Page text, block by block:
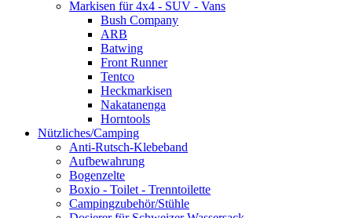
Markisen für 4x4 - SUV - Vans
Bush Company
ARB
Batwing
Front Runner
Tentco
Heckmarkisen
Nakatanenga
Horntools
Nützliches/Camping
Anti-Rutsch-Klebeband
Aufbewahrung
Bogenzelte
Boxio - Toilet - Trenntoilette
Campingzubehör/Stühle